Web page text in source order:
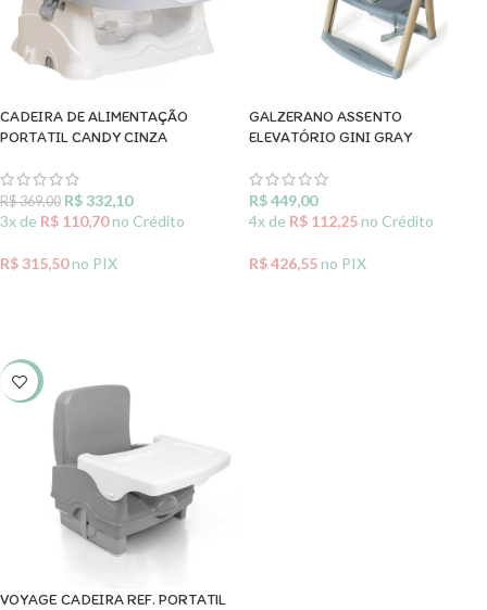
CADEIRA DE ALIMENTAÇÃO
PORTATIL CANDY CINZA
R$369,00 R$ 332,10
3x de R$ 110,70no Crédito
R$ 315,50no PIX
GALZERANO ASSENTO
ELEVATÓRIO GINI GRAY
R$449,00
4x de R$ 112,25no Crédito
R$426,55no PIX
-5%
VOYAGE CADEIRA REF. PORTATIL